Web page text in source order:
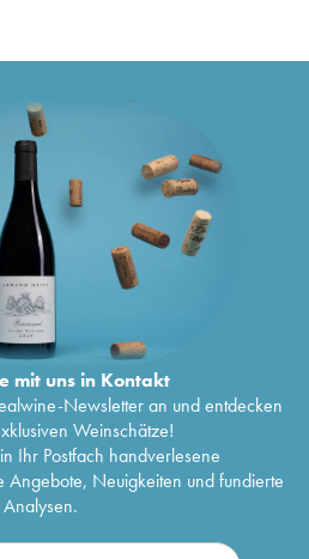
890 La Rioja Alta
904 La Rioja Alta
168€
Reserva La Rioja Alta
48
Reserva La Rioja Alta
904 La Rioja Alta
Reserva La Rioja Alta
904 La Rioja Alta
Reserva La Rioja Alta49€
mit uns in Kontakt
Newsletter an und entdecken
Weinschätze!
Ihr Postfach handverlesene
Angebote, Neuigkeiten und fundierte
Analysen.